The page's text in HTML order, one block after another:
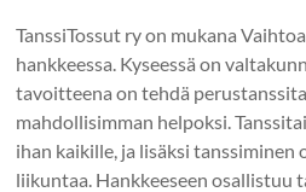
TanssiTossut ry on mukana
hankkeessa. Kyseessä on
tavoitteena on tehdä
mahdollisimman helpoksi.
ihan kaikille, ja lisäksi tanssiminen
liikuntaa. Hankkeeseen osallistuu